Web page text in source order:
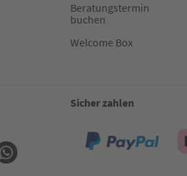
Beratungstermin
buchen
Welcome Box
Sicher zahlen